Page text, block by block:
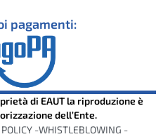
pagamenti:
di EAUT la riproduzione è
dell’Ente.
-WHISTLEBLOWING -